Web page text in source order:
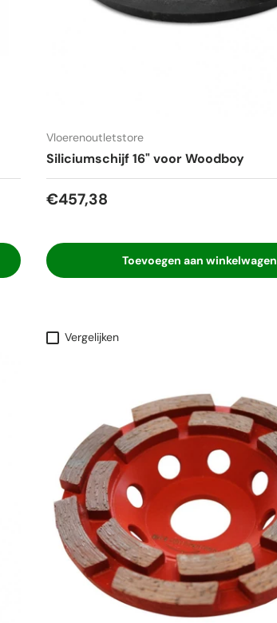
Vloerenoutletstore
Siliciumschijf 16" voor Woodboy
Reguliere prijs
€457,38
Toevoegen aan winkelwagen
Vergelijken